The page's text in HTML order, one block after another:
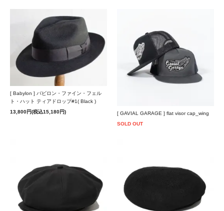
[ Babylon ] バビロン・ファイン・フェル
ト・ハット ティアドロップ#1( Black )
13,800円(税込15,180円)
[ GAVIAL GARAGE ] flat visor cap_wing
SOLD OUT